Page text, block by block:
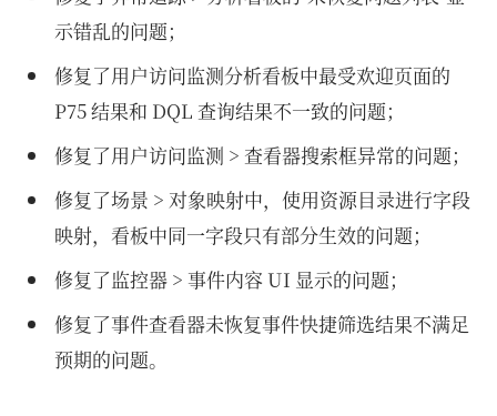
示错乱的问题；
修复了用户访问监测分析看板中最受欢迎页面的
P75 结果和 DQL 查询结果不一致的问题；
修复了用户访问监测 > 查看器搜索框异常的问题；
修复了场景 > 对象映射中，使用资源目录进行字段
映射，看板中同一字段只有部分生效的问题；
修复了监控器 > 事件内容 UI 显示的问题；
修复了事件查看器未恢复事件快捷筛选结果不满足
预期的问题。